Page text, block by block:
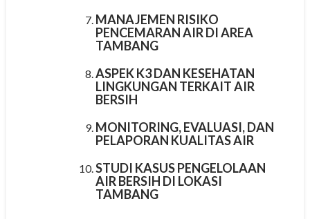
MANAJEMEN RISIKO
PENCEMARAN AIR DI AREA
TAMBANG
ASPEK K3 DAN KESEHATAN
LINGKUNGAN TERKAIT AIR
BERSIH
MONITORING, EVALUASI, DAN
PELAPORAN KUALITAS AIR
STUDI KASUS PENGELOLAAN
AIR BERSIH DI LOKASI
TAMBANG